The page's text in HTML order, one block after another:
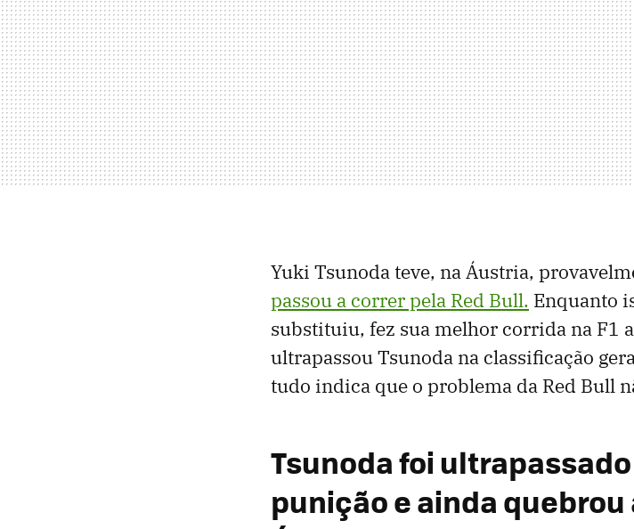
Yuki Tsunoda teve, na Áustria,
passou a correr pela Red Bull. Enquanto
substituiu, fez sua melhor corrida na F1
ultrapassou Tsunoda na classificação
tudo indica que o problema da Red Bull
Tsunoda foi
punição e ainda